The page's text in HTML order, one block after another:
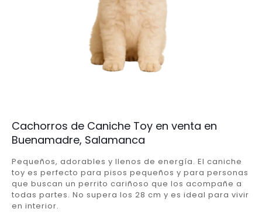
Cachorros de Caniche Toy en venta en
Buenamadre, Salamanca
Pequeños, adorables y llenos de energía. El caniche
toy es perfecto para pisos pequeños y para personas
que buscan un perrito cariñoso que los acompañe a
todas partes. No supera los 28 cm y es ideal para vivir
en interior.